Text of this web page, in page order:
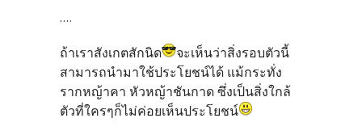
....
ถ้าเราสังเกตสักนิด
จะเห็นว่าสิ่งรอบตัวนี้
สามารถนำมาใช้ประโยชน์ได้ แม้กระทั่ง
รากหญ้าคา หัวหญ้าชันกาด ซึ่งเป็นสิ่งใกล้
ตัวที่ใครๆก็ไม่ค่อยเห็นประโยชน์